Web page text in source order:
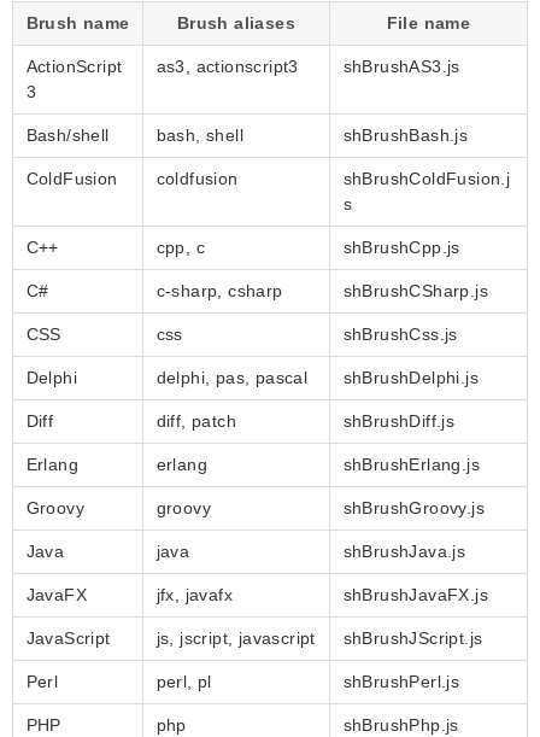
Brush name Brush aliases File name
ActionScript
3
as3, actionscript3 shBrushAS3.js
Bash/shell bash, shell shBrushBash.js
ColdFusion coldfusion
shBrushColdFusion.j
s
C++ cpp, c shBrushCpp.js
C# c-sharp, csharp shBrushCSharp.js
CSS css shBrushCss.js
Delphi delphi, pas, pascal shBrushDelphi.js
Diff diff, patch shBrushDiff.js
Erlang erlang shBrushErlang.js
Groovy groovy shBrushGroovy.js
Java java shBrushJava.js
JavaFX jfx, javafx shBrushJavaFX.js
JavaScript js, jscript, javascript shBrushJScript.js
Perl perl, pl shBrushPerl.js
PHP php shBrushPhp.js